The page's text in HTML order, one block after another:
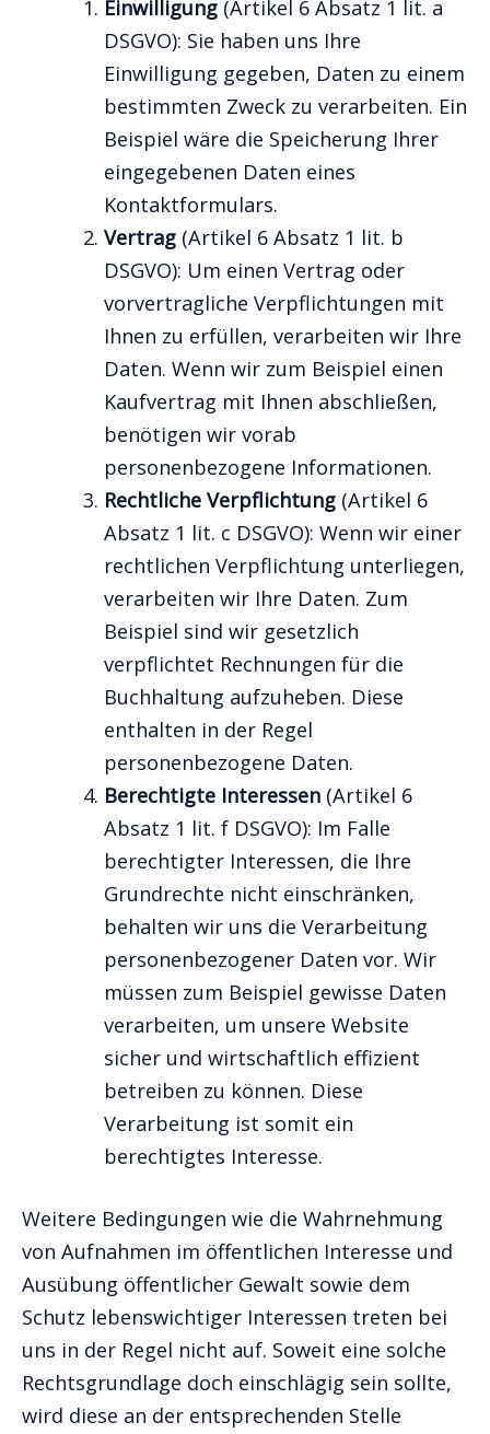
Einwilligung(Artikel 6 Absatz 1 lit. a
DSGVO): Sie haben uns Ihre
Einwilligung gegeben, Daten zu einem
bestimmten Zweck zu verarbeiten. Ein
Beispiel wäre die Speicherung Ihrer
eingegebenen Daten eines
Kontaktformulars.
Vertrag(Artikel 6 Absatz 1 lit. b
DSGVO): Um einen Vertrag oder
vorvertragliche Verpflichtungen mit
Ihnen zu erfüllen, verarbeiten wir Ihre
Daten. Wenn wir zum Beispiel einen
Kaufvertrag mit Ihnen abschließen,
benötigen wir vorab
personenbezogene Informationen.
Rechtliche Verpflichtung(Artikel 6
Absatz 1 lit. c DSGVO): Wenn wir einer
rechtlichen Verpflichtung unterliegen,
verarbeiten wir Ihre Daten. Zum
Beispiel sind wir gesetzlich
verpflichtet Rechnungen für die
Buchhaltung aufzuheben. Diese
enthalten in der Regel
personenbezogene Daten.
Berechtigte Interessen(Artikel 6
Absatz 1 lit. f DSGVO): Im Falle
berechtigter Interessen, die Ihre
Grundrechte nicht einschränken,
behalten wir uns die Verarbeitung
personenbezogener Daten vor. Wir
müssen zum Beispiel gewisse Daten
verarbeiten, um unsere Website
sicher und wirtschaftlich effizient
betreiben zu können. Diese
Verarbeitung ist somit ein
berechtigtes Interesse.
Weitere Bedingungen wie die Wahrnehmung
von Aufnahmen im öffentlichen Interesse und
Ausübung öffentlicher Gewalt sowie dem
Schutz lebenswichtiger Interessen treten bei
uns in der Regel nicht auf. Soweit eine solche
Rechtsgrundlage doch einschlägig sein sollte,
wird diese an der entsprechenden Stelle